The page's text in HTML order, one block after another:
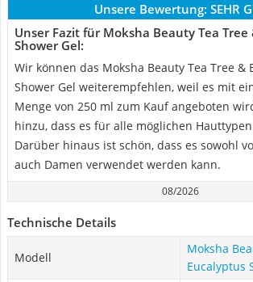
Unsere Bewertung: SEHR
Unser Fazit für Moksha Beauty Tea Tree
Shower Gel:
Wir können das Moksha Beauty Tea Tree &
Shower Gel weiterempfehlen, weil es mit
Menge von 250 ml zum Kauf angeboten
hinzu, dass es für alle möglichen
Darüber hinaus ist schön, dass es sowohl
auch Damen verwendet werden kann.
08/2026
Technische Details
Modell
Moksha
Eucalyptus